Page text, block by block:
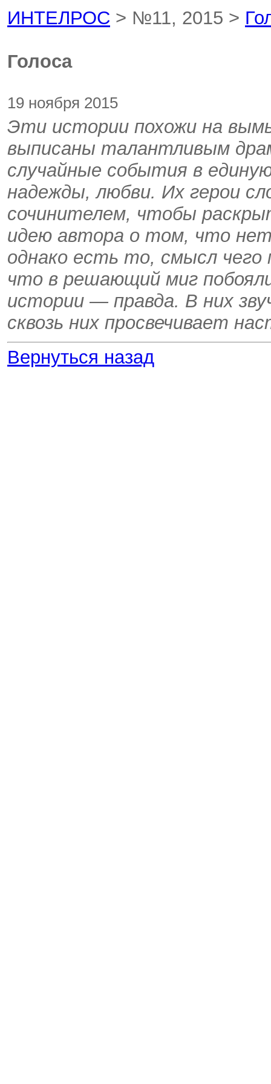
ИНТЕЛРОС > №11, 2015 >
Голоса
19 ноября 2015
Эти истории похожи на
выписаны талантливым
случайные события в
надежды, любви. Их герои
сочинителем, чтобы
идею автора о том, что нет
однако есть то, смысл
что в решающий миг
истории — правда. В них
сквозь них просвечивает
Вернуться назад